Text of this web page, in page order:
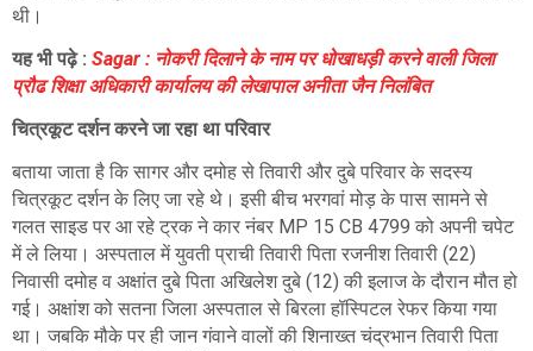
थी।
यह भी पढ़े : Sagar : नोकरी दिलाने के नाम पर धोखाधड़ी करने वाली जिला
प्रौढ शिक्षा अधिकारी कार्यालय की लेखापाल अनीता जैन निलंबित
चित्रकूट दर्शन करने जा रहा था परिवार
बताया जाता है कि सागर और दमोह से तिवारी और दुबे परिवार के सदस्य
चित्रकूट दर्शन के लिए जा रहे थे। इसी बीच भरगवां मोड़ के पास सामने से
गलत साइड पर आ रहे ट्रक ने कार नंबर MP 15 CB 4799 को अपनी चपेट
में ले लिया। अस्पताल में युवती प्राची तिवारी पिता रजनीश तिवारी (22)
निवासी दमोह व अक्षांत दुबे पिता अखिलेश दुबे (12) की इलाज के दौरान मौत हो
गई। अक्षांश को सतना जिला अस्पताल से बिरला हॉस्पिटल रेफर किया गया
था। जबकि मौके पर ही जान गंवाने वालों की शिनाख्त चंद्रभान तिवारी पिता